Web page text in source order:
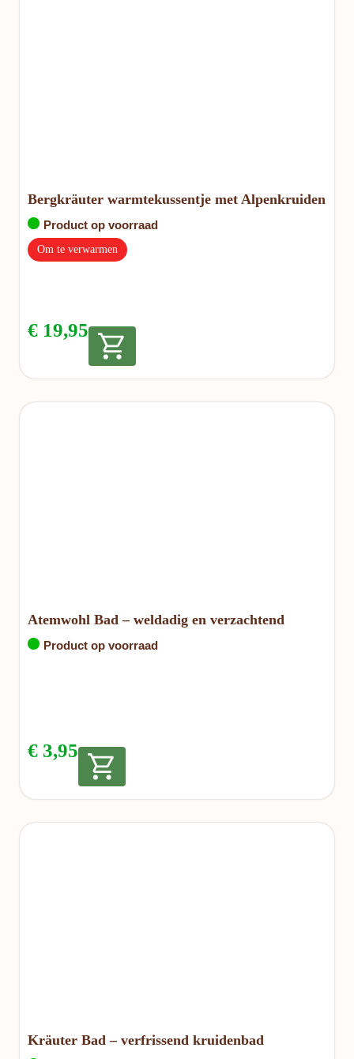
Bergkräuter warmtekussentje met Alpenkruiden
Product op voorraad
Om te verwarmen
€ 19,95
Atemwohl Bad – weldadig en verzachtend
Product op voorraad
€ 3,95
Kräuter Bad – verfrissend kruidenbad